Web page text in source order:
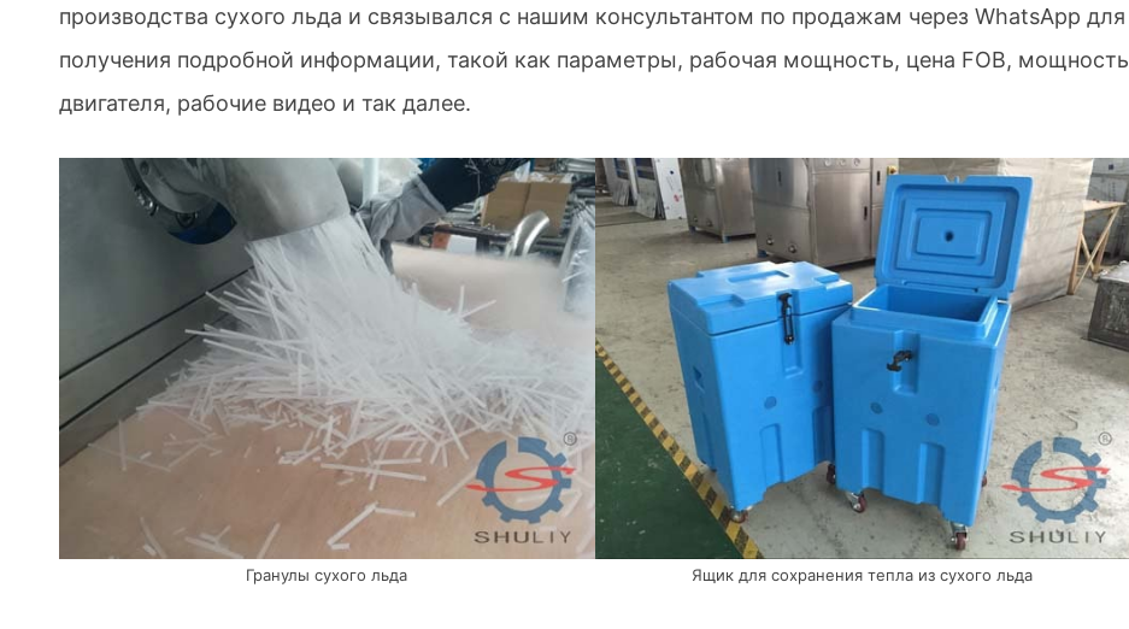
производства сухого льда и связывался с нашим консультантом по продажам через WhatsApp для
получения подробной информации, такой как параметры, рабочая мощность, цена FOB, мощность
двигателя, рабочие видео и так далее.
Гранулы сухого льда Ящик для сохранения тепла из сухого льда